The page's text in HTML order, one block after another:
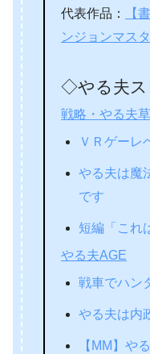
代表作品：
【
ンジョンマス
◇やる夫ス
戦略・やる夫
ＶＲゲーレ
やる夫は魔
です
短編「こ
やる夫AGE
戦車でハン
やる夫は内
【MM】や